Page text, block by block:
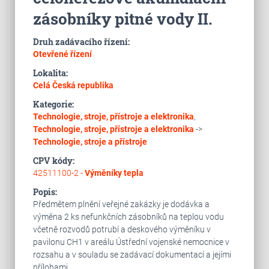
zásobníky pitné vody II.
Druh zadávacího řízení:
Otevřené řízení
Lokalita:
Celá Česká republika
Kategorie:
Technologie, stroje, přístroje a elektronika,
Technologie, stroje, přístroje a elektronika ->
Technologie, stroje a přístroje
CPV kódy:
42511100-2 -Výměníky tepla
Popis:
Předmětem plnění veřejné zakázky je dodávka a
výměna 2 ks nefunkčních zásobníků na teplou vodu
včetně rozvodů potrubí a deskového výměníku v
pavilonu CH1 v areálu Ústřední vojenské nemocnice v
rozsahu a v souladu se zadávací dokumentací a jejími